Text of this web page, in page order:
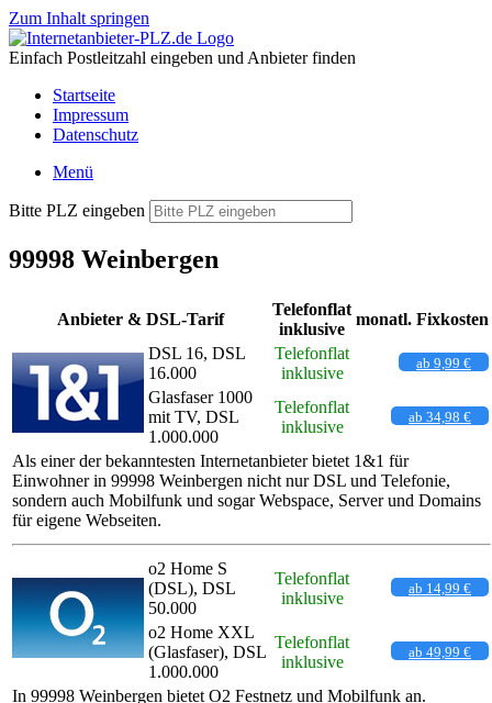
Zum Inhalt springen
Einfach Postleitzahl eingeben und Anbieter finden
Startseite
Impressum
Datenschutz
Menü
Bitte PLZ eingeben
99998 Weinbergen
Anbieter & DSL-Tarif
Telefonflat
inklusive
monatl. Fixkosten
DSL 16, DSL
16.000
Telefonflat
inklusive
ab 9,99 €
Glasfaser 1000
mit TV, DSL
1.000.000
Telefonflat
inklusive
ab 34,98 €
Als einer der bekanntesten Internetanbieter bietet 1&1 für
Einwohner in 99998 Weinbergen nicht nur DSL und Telefonie,
sondern auch Mobilfunk und sogar Webspace, Server und Domains
für eigene Webseiten.
o2 Home S
(DSL), DSL
50.000
Telefonflat
inklusive
ab 14,99 €
o2 Home XXL
(Glasfaser), DSL
1.000.000
Telefonflat
inklusive
ab 49,99 €
In 99998 Weinbergen bietet O2 Festnetz und Mobilfunk an.